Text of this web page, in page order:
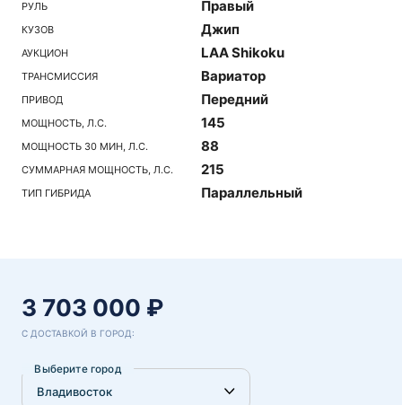
РУЛЬ Правый
КУЗОВ Джип
АУКЦИОН LAA Shikoku
ТРАНСМИССИЯ Вариатор
ПРИВОД Передний
МОЩНОСТЬ, Л.С. 145
МОЩНОСТЬ 30 МИН, Л.С. 88
СУММАРНАЯ МОЩНОСТЬ, Л.С. 215
ТИП ГИБРИДА Параллельный
3 703 000 ₽
С ДОСТАВКОЙ В ГОРОД:
Выберите город